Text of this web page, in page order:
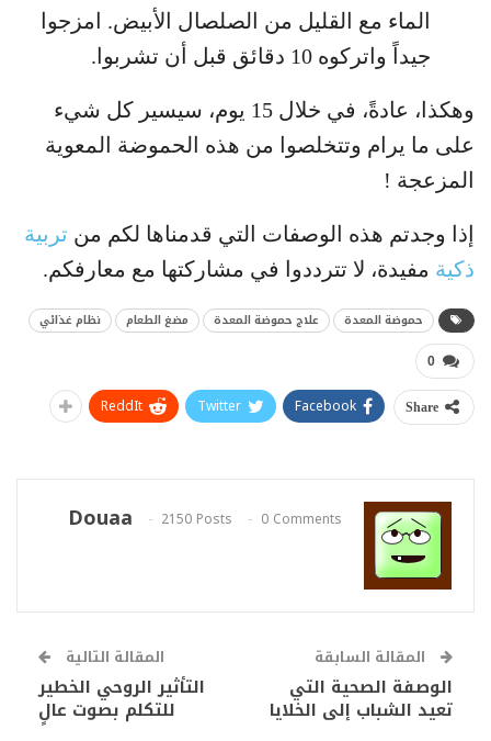
الماء مع القليل من الصلصال الأبيض. امزجوا
جيداً واتركوه 10 دقائق قبل أن تشربوا.
وهكذا، عادةً، في خلال 15 يوم، سيسير كل شيء
على ما يرام وتتخلصوا من هذه الحموضة المعوية
المزعجة !
إذا وجدتم هذه الوصفات التي قدمناها لكم من تربية
ذكية مفيدة، لا تترددوا في مشاركتها مع معارفكم.
حموضة المعدة علاج حموضة المعدة مضغ الطعام نظام غذائي
0
Share
Facebook
Twitter
ReddIt
Douaa 2150 Posts 0 Comments
المقالة السابقة
الوصفة الصحية التي
تعيد الشباب إلى الخلايا
المقالة التالية
التأثير الروحي الخطير
للتكلم بصوت عالٍ